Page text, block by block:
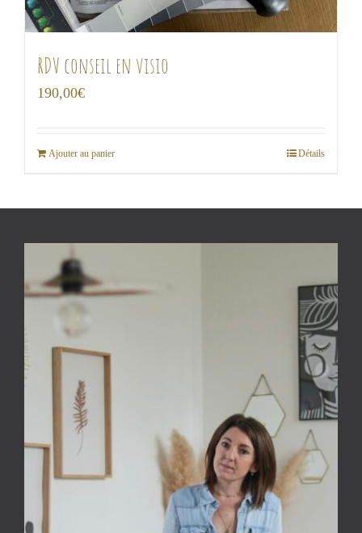
RDV conseil en visio
190,00€
Ajouter au panier Détails